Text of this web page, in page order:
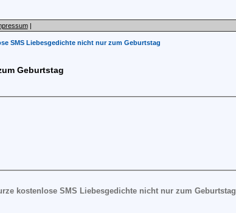
|
SMS Liebesgedichte nicht nur zum Geburtstag
Geburtstag
kostenlose SMS Liebesgedichte nicht nur zum Geburtstag